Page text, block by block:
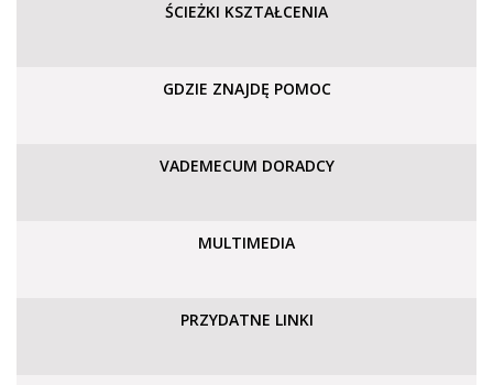
ŚCIEŻKI KSZTAŁCENIA
GDZIE ZNAJDĘ POMOC
VADEMECUM DORADCY
MULTIMEDIA
PRZYDATNE LINKI